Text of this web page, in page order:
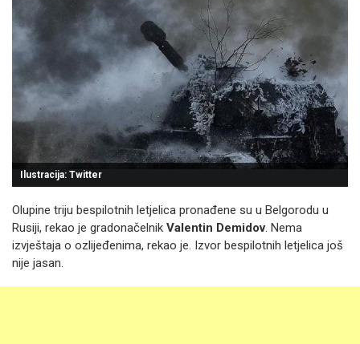
Ilustracija: Twitter
Olupine triju bespilotnih letjelica pronađene su u Belgorodu u
Rusiji, rekao je gradonačelnik Valentin Demidov. Nema
izvještaja o ozlijeđenima, rekao je. Izvor bespilotnih letjelica još
nije jasan.